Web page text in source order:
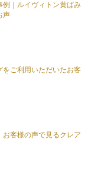
例｜ルイヴィトン黄ばみ
声
をご利用いただいたお客
お客様の声で見るクレア